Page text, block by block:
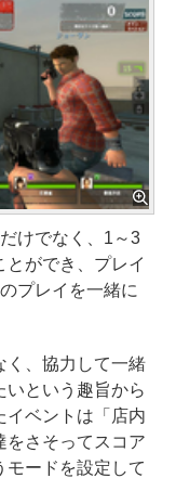
けでなく、1～3
とができ、プレイ
プレイを一緒に
、協力して一緒
いという趣旨から
イベントは「店内
をさそってスコア
モードを設定して